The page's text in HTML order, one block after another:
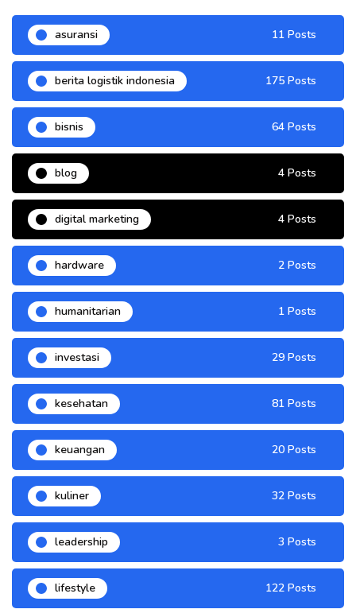
asuransi 11 Posts
berita logistik indonesia 175 Posts
bisnis 64 Posts
blog 4 Posts
digital marketing 4 Posts
hardware 2 Posts
humanitarian 1 Posts
investasi 29 Posts
kesehatan 81 Posts
keuangan 20 Posts
kuliner 32 Posts
leadership 3 Posts
lifestyle 122 Posts